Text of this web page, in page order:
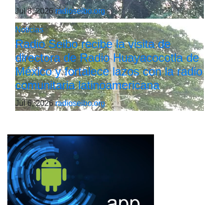
Jul 8, 2026radioseibo.org
Noticias
Radio Seibo recibe la visita de
directora de Radio Huayacocotla de
México y fortalece lazos con la radio
comunitaria latinoamericana
Jul 6, 2026radioseibo.org